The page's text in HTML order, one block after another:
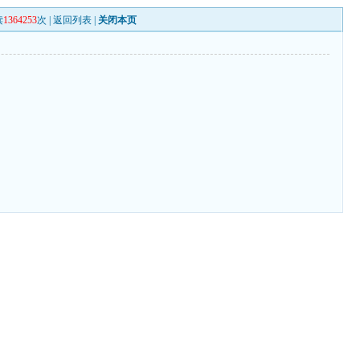
1364253次 |返回列表 关闭本页